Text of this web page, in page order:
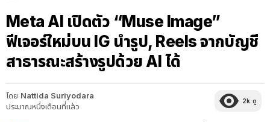
Meta AI เปิดตัว “Muse Image”
ฟีเจอร์ใหม่บน IG นำรูป, Reels จากบัญชี
สาธารณะสร้างรูปด้วย AI ได้
โดย Nattida Suriyodara
ประมาณหนึ่งเดือนที่แล้ว
2k ดู